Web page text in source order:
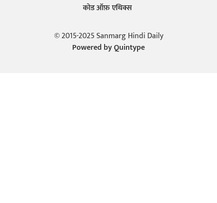
कोड ऑफ़ एथिक्स
© 2015-2025 Sanmarg Hindi Daily
Powered byQuintype